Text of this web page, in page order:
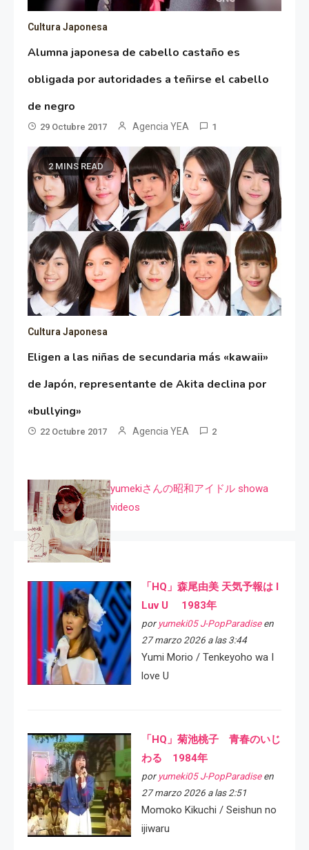
Cultura Japonesa
Alumna japonesa de cabello castaño es
obligada por autoridades a teñirse el cabello
de negro
29 Octubre 2017 Agencia YEA 1
2 MINS READ
Cultura Japonesa
Eligen a las niñas de secundaria más «kawaii»
de Japón, representante de Akita declina por
«bullying»
22 Octubre 2017 Agencia YEA 2
yumekiさんの昭和アイドル showa
videos
「HQ」森尾由美 天気予報は I
Luv U 1983年
por yumeki05 J-PopParadiseen
27 marzo 2026 a las 3:44
Yumi Morio / Tenkeyoho wa I
love U
「HQ」菊池桃子 青春のいじ
わる 1984年
por yumeki05 J-PopParadiseen
27 marzo 2026 a las 2:51
Momoko Kikuchi / Seishun no
ijiwaru